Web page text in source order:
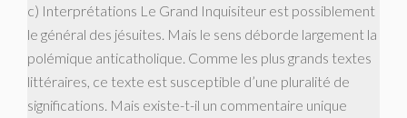
c) Interprétations Le Grand Inquisiteur est possiblement
le général des jésuites. Mais le sens déborde largement la
polémique anticatholique. Comme les plus grands textes
littéraires, ce texte est susceptible d’une pluralité de
significations. Mais existe-t-il un commentaire unique